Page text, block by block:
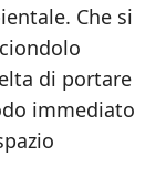
Che si
di portare
immediato